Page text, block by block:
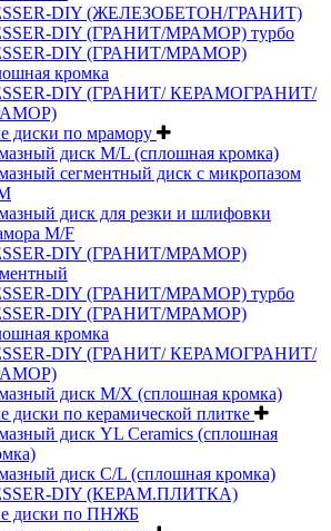
DIY (ЖЕЛЕЗОБЕТОН/ГРАНИТ)
DIY (ГРАНИТ/МРАМОР) турбо
DIY (ГРАНИТ/МРАМОР)
кромка
DIY (ГРАНИТ/ КЕРАМОГРАНИТ/
диски по мрамору
диск M/L (сплошная кромка)
сегментный диск с микропазом
диск для резки и шлифовки
M/F
DIY (ГРАНИТ/МРАМОР)
DIY (ГРАНИТ/МРАМОР) турбо
DIY (ГРАНИТ/МРАМОР)
кромка
DIY (ГРАНИТ/ КЕРАМОГРАНИТ/
диск M/X (сплошная кромка)
диски по керамической плитке
диск YL Ceramics (сплошная
диск C/L (сплошная кромка)
DIY (КЕРАМ.ПЛИТКА)
диски по ПНЖБ